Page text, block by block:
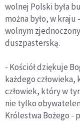
wolnej Polski była
można było, w kraju
wolnym
duszpasterską.
- Kościół dziękuje
każdego
człowiek, który w
nie tylko
Królestwa Bożego -